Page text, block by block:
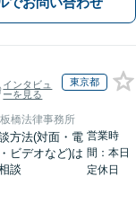
インタビュ
ーを見る
東京都
橋法律事務所
方法(対面・電
ビデオなど)は
談
営業時
間：本日
定休日